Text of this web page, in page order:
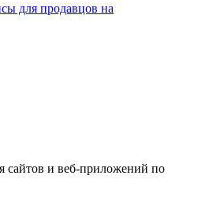
для продавцов на
сайтов и веб-приложений по